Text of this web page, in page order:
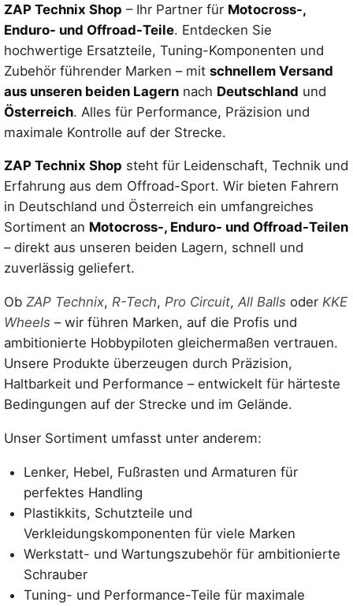
ZAP Technix Shop – Ihr Partner für Motocross-,
Enduro- und Offroad-Teile. Entdecken Sie
hochwertige Ersatzteile, Tuning-Komponenten und
Zubehör führender Marken – mit schnellem Versand
aus unseren beiden Lagern nach Deutschland und
Österreich. Alles für Performance, Präzision und
maximale Kontrolle auf der Strecke.
ZAP Technix Shop steht für Leidenschaft, Technik und
Erfahrung aus dem Offroad-Sport. Wir bieten Fahrern
in Deutschland und Österreich ein umfangreiches
Sortiment an Motocross-, Enduro- und Offroad-Teilen
– direkt aus unseren beiden Lagern, schnell und
zuverlässig geliefert.
Ob ZAP Technix, R-Tech, Pro Circuit, All Balls oder KKE
Wheels – wir führen Marken, auf die Profis und
ambitionierte Hobbypiloten gleichermaßen vertrauen.
Unsere Produkte überzeugen durch Präzision,
Haltbarkeit und Performance – entwickelt für härteste
Bedingungen auf der Strecke und im Gelände.
Unser Sortiment umfasst unter anderem:
Lenker, Hebel, Fußrasten und Armaturen für
perfektes Handling
Plastikkits, Schutzteile und
Verkleidungskomponenten für viele Marken
Werkstatt- und Wartungszubehör für ambitionierte
Schrauber
Tuning- und Performance-Teile für maximale